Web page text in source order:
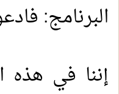
البرنامج:
إننا في هذه